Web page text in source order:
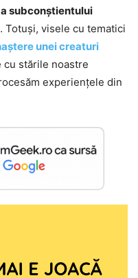
subconștientului
. Totuși, visele cu tematici
unei creaturi
cu stările noastre
experiențele din